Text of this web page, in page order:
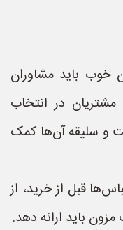
باید مشاوران
در انتخاب
و سلیقه آن‌ها کمک
قبل از خرید، از
باید ارائه دهد.